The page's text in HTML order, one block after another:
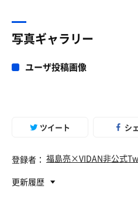
写真ギャラリー
ユーザ投稿画像
ツイート シ
登録者： 福島亮×VIDAN非公式Tw
更新履歴